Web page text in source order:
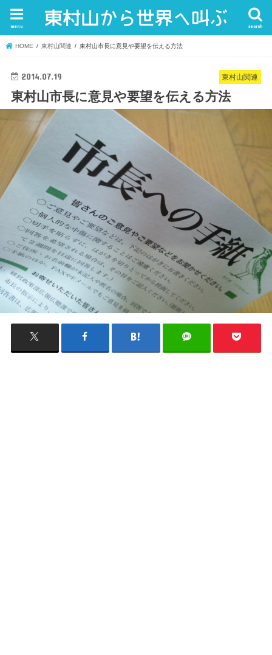
search
menu
HOME 東村山関連 東村山市長に意見や要望を伝える方法
東村山関連
2014.07.19
東村山市長に意見や要望を伝える方法